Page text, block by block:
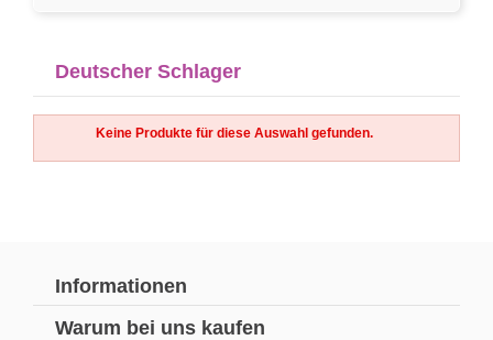
Deutscher Schlager
Keine Produkte für diese Auswahl gefunden.
Informationen
Warum bei uns kaufen